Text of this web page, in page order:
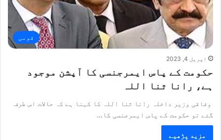
قومی
اپریل 4, 2023
حکومت کے پاس ایمرجنسی کا آپشن موجود
ہے، رانا ثنا اللہ
وفاقی وزیر داخلہ رانا ثنا اللہ کا کہنا ہے کہ حالات اس طرف
گئے تو حکومت کے پاس ایمرجنسی کا…
مزید پڑھیے